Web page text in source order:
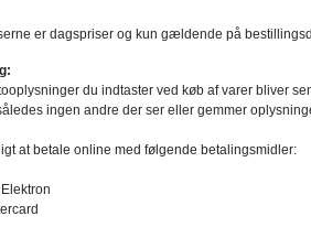
er dagspriser og kun gældende på
du indtaster ved køb af varer bliver
ingen andre der ser eller gemmer
at betale online med følgende betalingsmidler: